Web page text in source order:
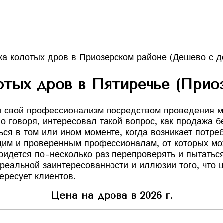
дров в Пятиречье
профессионализм посредством проведения
говоря, интересовал такой вопрос, как продажа
в том или ином моменте, когда возникает
и проверенным профессионалам, от которых
по-несколько раз перепроверять и
заинтересованности и иллюзии того,
клиентов.
Цена на дрова в 2026 г.